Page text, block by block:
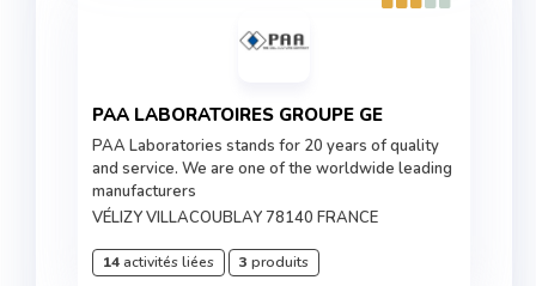
PAA LABORATOIRES GROUPE GE
PAA Laboratories stands for 20 years of quality
and service. We are one of the worldwide leading
manufacturers
VÉLIZY VILLACOUBLAY 78140 FRANCE
14activités liées 3 produits